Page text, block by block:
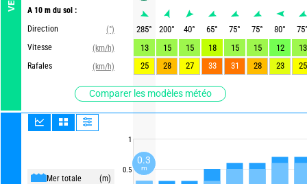
A 10 m du sol :
Direction
(°)
Vitesse
(km/h)
Rafales
(km/h)
Comparer les modèles météo
Mer totale
(m)
1
0.5
285° 200° 40° 65° 75° 75° 80° 75
13
15 15 18 15 15 12
13
25
28 27 33 31 28 23 25
0.3
m